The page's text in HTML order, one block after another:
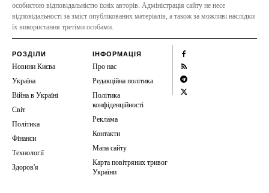
особистою відповідальністю їхніх авторів. Адміністрація сайту не несе
відповідальності за зміст опублікованих матеріалів, а також за можливі наслідки
їх використання третіми особами.
РОЗДІЛИ
Новини Києва
Україна
Війна в Україні
Світ
Політика
Фінанси
Технології
Здоров'я
ІНФОРМАЦІЯ
Про нас
Редакційна політика
Політика
конфіденційності
Реклама
Контакти
Мапа сайту
Карта повітряних тривог
України